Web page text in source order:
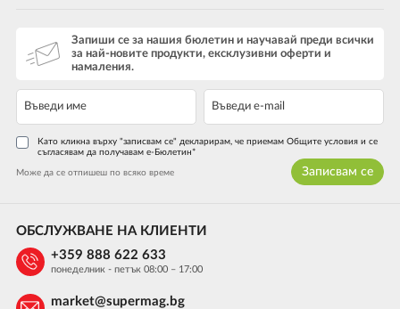
Запиши се за нашия бюлетин и научавай преди всички
за най-новите продукти, ексклузивни оферти и
намаления.
Като кликна върху "записвам се" декларирам, че приемам Общите условия и се
съгласявам да получавам е-Бюлетин*
Може да се отпишеш по всяко време Записвам се
ОБСЛУЖВАНЕ НА КЛИЕНТИ
+359 888 622 633
понеделник - петък 08:00 – 17:00
market@supermag.bg